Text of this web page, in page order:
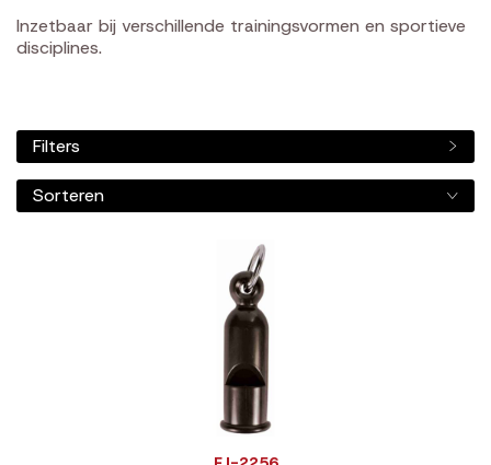
Inzetbaar bij verschillende trainingsvormen en sportieve
disciplines.
Filters
Sorteren